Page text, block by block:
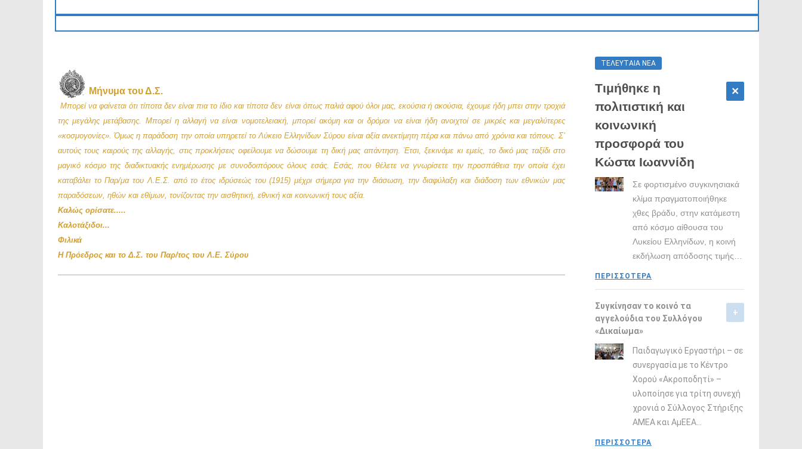
Μήνυμα του Δ.Σ.
Μπορεί να φαίνεται ότι τίποτα δεν είναι πια το ίδιο και τίποτα δεν είναι όπως παλιά αφού όλοι μας, εκούσια ή ακούσια, έχουμε ήδη μπει στην τροχιά
της μεγάλης μετάβασης. Μπορεί η αλλαγή να είναι νομοτελειακή, μπορεί ακόμη και οι δρόμοι να είναι ήδη ανοιχτοί σε μικρές και μεγαλύτερες
«κοσμογονίες». Όμως η παράδοση την οποία υπηρετεί το Λύκειο Ελληνίδων Σύρου είναι αξία ανεκτίμητη πέρα και πάνω από χρόνια και τόπους. Σ’
αυτούς τους καιρούς της αλλαγής, στις προκλήσεις οφείλουμε να δώσουμε τη δική μας απάντηση. Έτσι, ξεκινάμε κι εμείς, το δικό μας ταξίδι στο
μαγικό κόσμο της διαδικτυακής ενημέρωσης με συνοδοιπόρους όλους εσάς. Εσάς, που θέλετε να γνωρίσετε την προσπάθεια την οποία έχει
καταβάλει το Παρ/μα του Λ.Ε.Σ. από το έτος ιδρύσεώς του (1915) μέχρι σήμερα για την διάσωση, την διαφύλαξη και διάδοση των εθνικών μας
παραδόσεων, ηθών και εθίμων, τονίζοντας την αισθητική, εθνική και κοινωνική τους αξία.
Καλώς ορίσατε.....
Καλοτάξιδοι...
Φιλικά
Η Πρόεδρος και το Δ.Σ. του Παρ/τος του Λ.Ε. Σύρου
ΤΕΛΕΥΤΑΊΑ ΝΈΑ
Τιμήθηκε η
πολιτιστική και
κοινωνική
προσφορά του
Κώστα Ιωαννίδη
Σε φορτισμένο συγκινησιακά
κλίμα πραγματοποιήθηκε
χθες βράδυ, στην κατάμεστη
από κόσμο αίθουσα του
Λυκείου Ελληνίδων, η κοινή
εκδήλωση απόδοσης τιμής…
ΠΕΡΙΣΣΟΤΕΡΑ
Συγκίνησαν το κοινό τα
αγγελούδια του Συλλόγου
«Δικαίωμα»
Παιδαγωγικό Εργαστήρι – σε
συνεργασία με το Κέντρο
Χορού «Ακροποδητί» –
υλοποίησε για τρίτη συνεχή
χρονιά ο Σύλλογος Στήριξης
ΑΜΕΑ και ΑμΕΕΑ…
ΠΕΡΙΣΣΟΤΕΡΑ